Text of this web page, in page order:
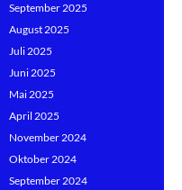
September 2025
August 2025
Juli 2025
Juni 2025
Mai 2025
April 2025
November 2024
Oktober 2024
September 2024